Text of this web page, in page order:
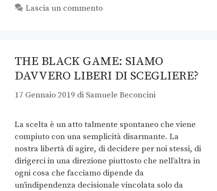
Lascia un commento
THE BLACK GAME: SIAMO
DAVVERO LIBERI DI SCEGLIERE?
17 Gennaio 2019 di Samuele Beconcini
La scelta è un atto talmente spontaneo che viene
compiuto con una semplicità disarmante. La
nostra libertà di agire, di decidere per noi stessi, di
dirigerci in una direzione piuttosto che nell’altra in
ogni cosa che facciamo dipende da
un’indipendenza decisionale vincolata solo da